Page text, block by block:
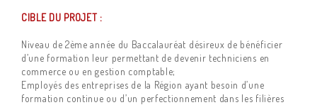
CIBLE DU PROJET :
Niveau de 2ème année du Baccalauréat désireux de bénéficier
d’une formation leur permettant de devenir techniciens en
commerce ou en gestion comptable;
Employés des entreprises de la Région ayant besoin d’une
formation continue ou d’un perfectionnement dans les filières